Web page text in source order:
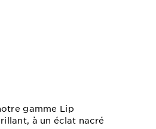
gamme Lip
à un éclat nacré